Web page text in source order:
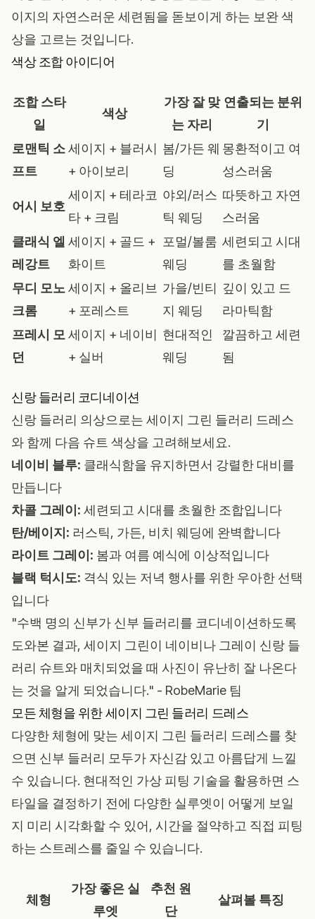
이지의 자연스러운 세련됨을 돋보이게 하는 보완 색
상을 고르는 것입니다.
색상 조합 아이디어
조합 스타
일
색상
가장 잘 맞
는 자리
연출되는 분위
기
로맨틱 소
프트
세이지 + 블러시
+ 아이보리
봄/가든 웨
딩
몽환적이고 여
성스러움
어시 보호
세이지 + 테라코
타 + 크림
야외/러스
틱 웨딩
따뜻하고 자연
스러움
클래식 엘
레강트
세이지 + 골드 +
화이트
포멀/볼룸
웨딩
세련되고 시대
를 초월함
무디 모노
크롬
세이지 + 올리브
+ 포레스트
가을/빈티
지 웨딩
깊이 있고 드
라마틱함
프레시 모
던
세이지 + 네이비
+ 실버
현대적인
웨딩
깔끔하고 세련
됨
신랑 들러리 코디네이션
신랑 들러리 의상으로는 세이지 그린 들러리 드레스
와 함께 다음 슈트 색상을 고려해보세요.
네이비 블루: 클래식함을 유지하면서 강렬한 대비를
만듭니다
차콜 그레이: 세련되고 시대를 초월한 조합입니다
탄/베이지: 러스틱, 가든, 비치 웨딩에 완벽합니다
라이트 그레이: 봄과 여름 예식에 이상적입니다
블랙 턱시도: 격식 있는 저녁 행사를 위한 우아한 선택
입니다
"수백 명의 신부가 신부 들러리를 코디네이션하도록
도와본 결과, 세이지 그린이 네이비나 그레이 신랑 들
러리 슈트와 매치되었을 때 사진이 유난히 잘 나온다
는 것을 알게 되었습니다." - RobeMarie 팀
모든 체형을 위한 세이지 그린 들러리 드레스
다양한 체형에 맞는 세이지 그린 들러리 드레스를 찾
으면 신부 들러리 모두가 자신감 있고 아름답게 느낄
수 있습니다. 현대적인 가상 피팅 기술을 활용하면 스
타일을 결정하기 전에 다양한 실루엣이 어떻게 보일
지 미리 시각화할 수 있어, 시간을 절약하고 직접 피팅
하는 스트레스를 줄일 수 있습니다.
체형
가장 좋은 실
루엣
추천 원
단
살펴볼 특징